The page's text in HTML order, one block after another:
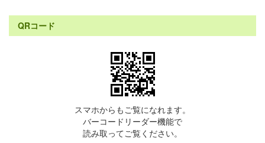
QRコード
スマホからもご覧になれます。
バーコードリーダー機能で
読み取ってご覧ください。